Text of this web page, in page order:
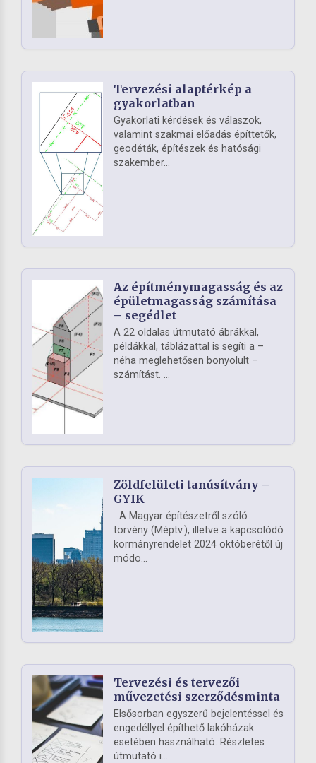
Tervezési alaptérkép a
gyakorlatban
Gyakorlati kérdések és válaszok,
valamint szakmai előadás építtetők,
geodéták, építészek és hatósági
szakember...
Az építménymagasság és az
épületmagasság számítása
– segédlet
A 22 oldalas útmutató ábrákkal,
példákkal, táblázattal is segíti a –
néha meglehetősen bonyolult –
számítást. ...
Zöldfelületi tanúsítvány –
GYIK
A Magyar építészetről szóló
törvény (Méptv.), illetve a kapcsolódó
kormányrendelet 2024 októberétől új
módo...
Tervezési és tervezői
művezetési szerződésminta
Elsősorban egyszerű bejelentéssel és
engedéllyel építhető lakóházak
esetében használható. Részletes
útmutató i...